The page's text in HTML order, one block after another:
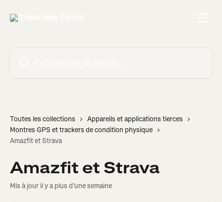
Toutes les collections
Appareils et applications tierces
Montres GPS et trackers de condition physique
Amazfit et Strava
Amazfit et Strava
Mis à jour il y a plus d’une semaine